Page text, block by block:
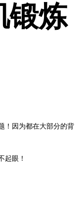
锻炼
！因为都在大部分的背
起眼！